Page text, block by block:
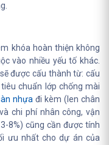
khóa hoàn thiện không
vào nhiều yếu tố khác.
được cấu thành từ: cấu
chuẩn lớp chống mài
nhựa đi kèm (len chân
chi phí nhân công, vận
8%) cũng cần được tính
ưu nhất cho dự án của